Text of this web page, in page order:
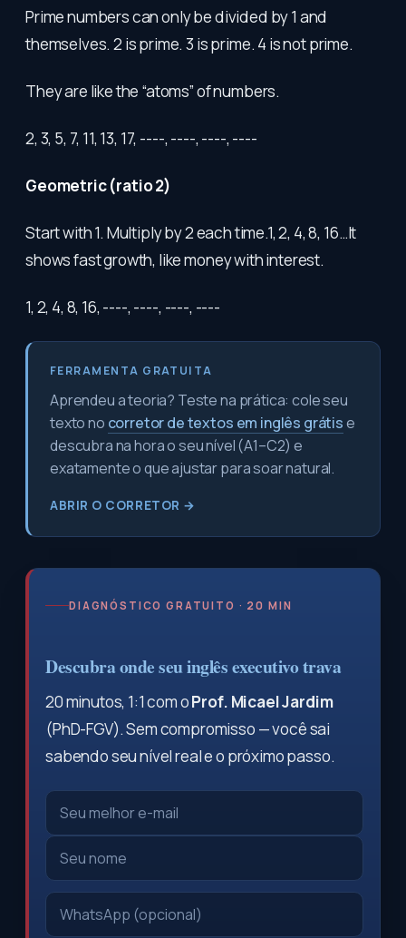
Prime numbers can only be divided by 1 and
themselves. 2 is prime. 3 is prime. 4 is not prime.
They are like the “atoms” of numbers.
2, 3, 5, 7, 11, 13, 17, ----, ----, ----, ----
Geometric (ratio 2)
Start with 1. Multiply by 2 each time.1, 2, 4, 8, 16…It
shows fast growth, like money with interest.
1, 2, 4, 8, 16, ----, ----, ----, ----
FERRAMENTA GRATUITA
Aprendeu a teoria? Teste na prática: cole seu
texto no corretor de textos em inglês grátise
descubra na hora o seu nível (A1–C2) e
exatamente o que ajustar para soar natural.
ABRIR O CORRETOR →
DIAGNÓSTICO GRATUITO · 20 MIN
Descubra onde seu inglês executivo trava
20 minutos, 1:1 com oProf. Micael Jardim
(PhD-FGV). Sem compromisso — você sai
sabendo seu nível real e o próximo passo.